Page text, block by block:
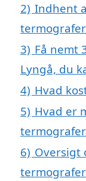
2) Indhent
3) Få nemt
Lyngå, du
4) Hvad
5) Hvad er
6) Oversigt